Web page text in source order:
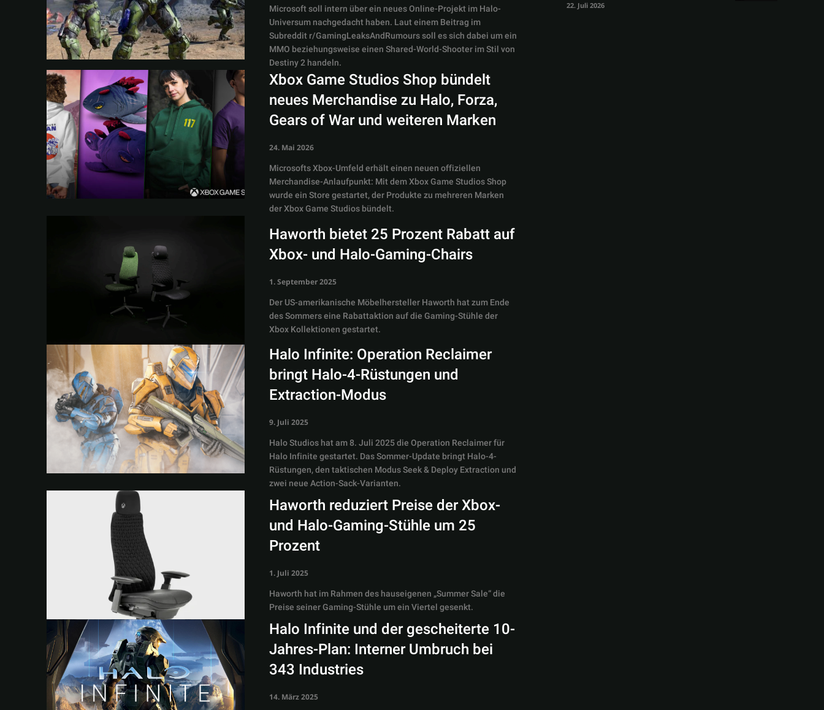
Microsoft soll intern über ein neues Online-Projekt im Halo-
Universum nachgedacht haben. Laut einem Beitrag im
Subreddit r/GamingLeaksAndRumours soll es sich dabei um ein
MMO beziehungsweise einen Shared-World-Shooter im Stil von
Destiny 2 handeln.
Xbox Game Studios Shop bündelt
neues Merchandise zu Halo, Forza,
Gears of War und weiteren Marken
24. Mai 2026
Microsofts Xbox-Umfeld erhält einen neuen offiziellen
Merchandise-Anlaufpunkt: Mit dem Xbox Game Studios Shop
wurde ein Store gestartet, der Produkte zu mehreren Marken
der Xbox Game Studios bündelt.
Haworth bietet 25 Prozent Rabatt auf
Xbox- und Halo-Gaming-Chairs
1. September 2025
Der US-amerikanische Möbelhersteller Haworth hat zum Ende
des Sommers eine Rabattaktion auf die Gaming-Stühle der
Xbox Kollektionen gestartet.
Halo Infinite: Operation Reclaimer
bringt Halo-4-Rüstungen und
Extraction-Modus
9. Juli 2025
Halo Studios hat am 8. Juli 2025 die Operation Reclaimer für
Halo Infinite gestartet. Das Sommer-Update bringt Halo-4-
Rüstungen, den taktischen Modus Seek & Deploy Extraction und
zwei neue Action-Sack-Varianten.
Haworth reduziert Preise der Xbox-
und Halo-Gaming-Stühle um 25
Prozent
1. Juli 2025
Haworth hat im Rahmen des hauseigenen „Summer Sale“ die
Preise seiner Gaming-Stühle um ein Viertel gesenkt.
Halo Infinite und der gescheiterte 10-
Jahres-Plan: Interner Umbruch bei
343 Industries
14. März 2025
22. Juli 2026